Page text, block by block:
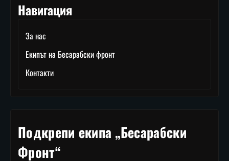
Навигация
За нас
Екипът на Бесарабски фронт
Контакти
Подкрепи екипа „Бесарабски
Фронт“